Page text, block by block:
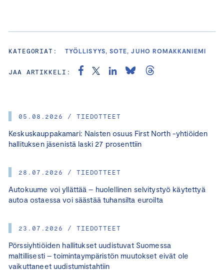
05.08.2026 / TIEDOTTEET
Keskuskauppakamari: Naisten osuus First North -yhtiöiden
hallituksen jäsenistä laski 27 prosenttiin
28.07.2026 / TIEDOTTEET
Autokuume voi yllättää – huolellinen selvitystyö käytettyä
autoa ostaessa voi säästää tuhansilta euroilta
23.07.2026 / TIEDOTTEET
Pörssiyhtiöiden hallitukset uudistuvat Suomessa
maltillisesti – toimintaympäristön muutokset eivät ole
vaikuttaneet uudistumistahtiin
KATEGORIAT: TYÖLLISYYS, SOTE, JUHO ROMAKKANIEMI
JAA ARTIKKELI: